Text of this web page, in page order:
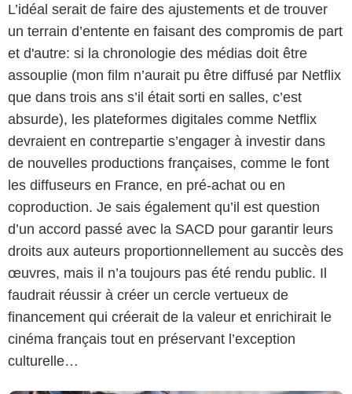
L’idéal serait de faire des ajustements et de trouver
un terrain d’entente en faisant des compromis de part
et d'autre: si la chronologie des médias doit être
assouplie (mon film n’aurait pu être diffusé par Netflix
que dans trois ans s’il était sorti en salles, c’est
absurde), les plateformes digitales comme Netflix
devraient en contrepartie s’engager à investir dans
de nouvelles productions françaises, comme le font
les diffuseurs en France, en pré-achat ou en
coproduction. Je sais également qu’il est question
d’un accord passé avec la SACD pour garantir leurs
droits aux auteurs proportionnellement au succès des
œuvres, mais il n’a toujours pas été rendu public. Il
faudrait réussir à créer un cercle vertueux de
financement qui créerait de la valeur et enrichirait le
cinéma français tout en préservant l’exception
culturelle…